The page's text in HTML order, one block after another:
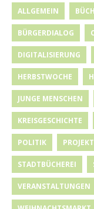
ALLGEMEIN
BÜRGERDIALOG
DIGITALISIERUNG
HERBSTWOCHE
JUNGE MENSCHEN
KREISGESCHICHTE
POLITIK PROJEKT
STADTBÜCHEREI
VERANSTALTUNGEN